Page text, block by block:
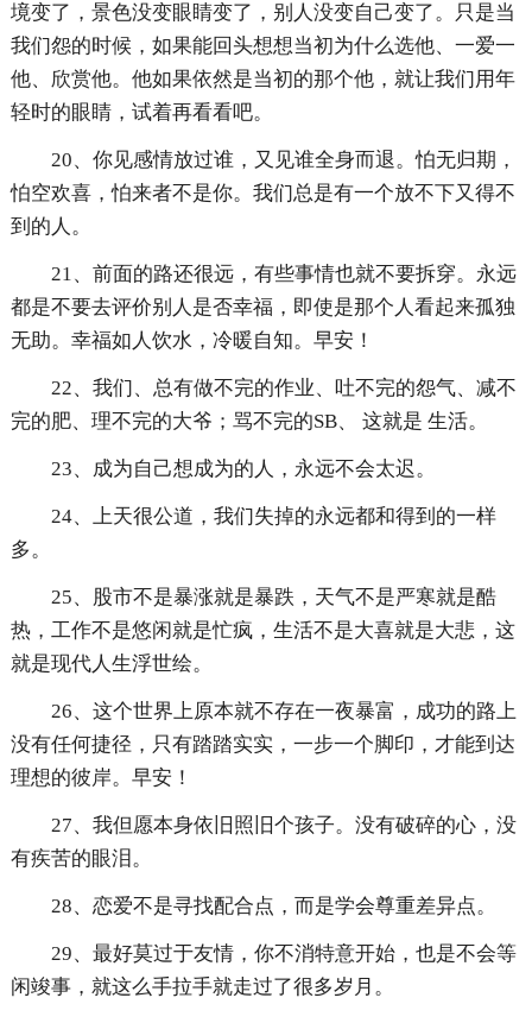
境变了，景色没变眼睛变了，别人没变自己变了。只是当
我们怨的时候，如果能回头想想当初为什么选他、一爱一
他、欣赏他。他如果依然是当初的那个他，就让我们用年
轻时的眼睛，试着再看看吧。
20、你见感情放过谁，又见谁全身而退。怕无归期，
怕空欢喜，怕来者不是你。我们总是有一个放不下又得不
到的人。
21、前面的路还很远，有些事情也就不要拆穿。永远
都是不要去评价别人是否幸福，即使是那个人看起来孤独
无助。幸福如人饮水，冷暖自知。早安！
22、我们、总有做不完的作业、吐不完的怨气、减不
完的肥、理不完的大爷；骂不完的SB、 这就是 生活。
23、成为自己想成为的人，永远不会太迟。
24、上天很公道，我们失掉的永远都和得到的一样
多。
25、股市不是暴涨就是暴跌，天气不是严寒就是酷
热，工作不是悠闲就是忙疯，生活不是大喜就是大悲，这
就是现代人生浮世绘。
26、这个世界上原本就不存在一夜暴富，成功的路上
没有任何捷径，只有踏踏实实，一步一个脚印，才能到达
理想的彼岸。早安！
27、我但愿本身依旧照旧个孩子。没有破碎的心，没
有疾苦的眼泪。
28、恋爱不是寻找配合点，而是学会尊重差异点。
29、最好莫过于友情，你不消特意开始，也是不会等
闲竣事，就这么手拉手就走过了很多岁月。